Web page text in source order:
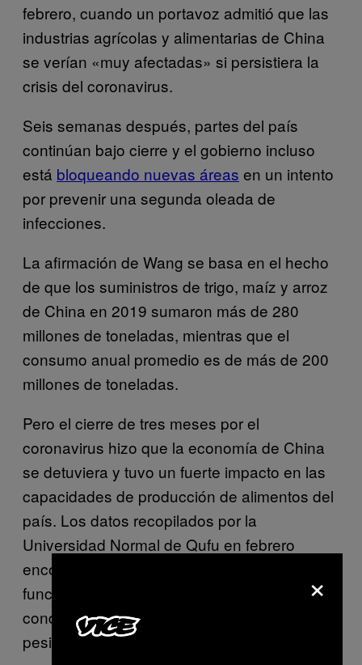
febrero, cuando un portavoz admitió que las
industrias agrícolas y alimentarias de China
se verían «muy afectadas» si persistiera la
crisis del coronavirus.
Seis semanas después, partes del país
continúan bajo cierre y el gobierno incluso
está bloqueando nuevas áreas en un intento
por prevenir una segunda oleada de
infecciones.
La afirmación de Wang se basa en el hecho
de que los suministros de trigo, maíz y arroz
de China en 2019 sumaron más de 280
millones de toneladas, mientras que el
consumo anual promedio es de más de 200
millones de toneladas.
Pero el cierre de tres meses por el
coronavirus hizo que la economía de China
se detuviera y tuvo un fuerte impacto en las
capacidades de producción de alimentos del
país. Los datos recopilados por la
Universidad Normal de Qufu en febrero
encontraron que el 60 por ciento de los
funcionarios de los poblados en 1.636
condados eran «pesimistas» o «muy
pesimistas» sobre la temporada de siembra.
×